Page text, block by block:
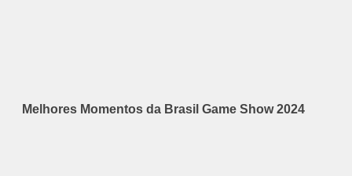
Melhores Momentos da Brasil Game Show 2024